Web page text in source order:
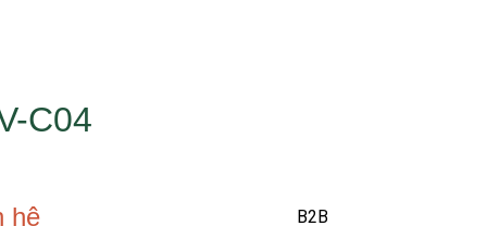
C04
hệ B2B